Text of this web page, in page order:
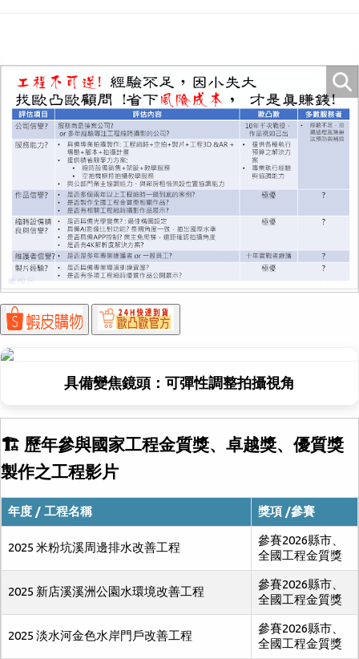
具備變焦鏡頭：可彈性調整拍攝視角
🏗 歷年參與國家工程金質獎、卓越獎、優質獎
製作之工程影片
年度 / 工程名稱 獎項 /參賽
2025 米粉坑溪周邊排水改善工程
參賽2026縣市、
全國工程金質獎
2025 新店溪溪洲公園水環境改善工程
參賽2026縣市、
全國工程金質獎
2025 淡水河金色水岸門戶改善工程
參賽2026縣市、
全國工程金質獎